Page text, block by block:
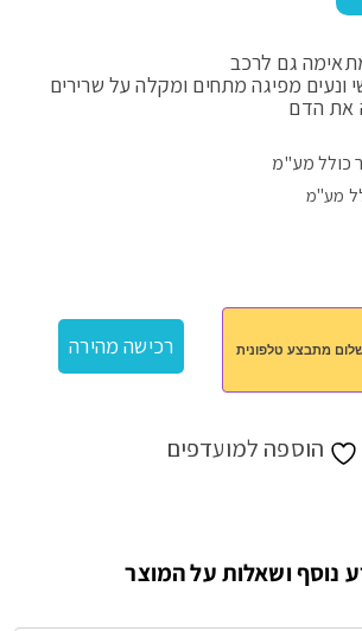
גם לרכב
ונעים מפיגה מתחים ומקלה על שרירים
את הדם
כולל מע"מ
מע"מ
רכישה מהירה
הוספה למועדפים
נוסף ושאלות על המוצר